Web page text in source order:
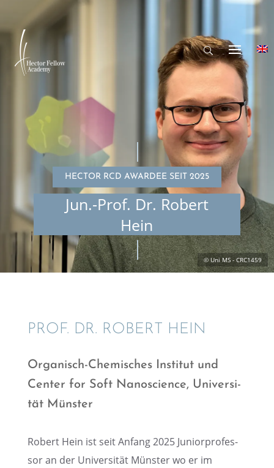
HECTOR RCD AWARDEE SEIT 2025
Jun.-Prof. Dr. Robert
Hein
PROF. DR. ROBERT HEIN
Organisch-Chemi­sches Insti­tut und
Center for Soft Nanosci­ence, Univer­si­
tät Münster
Robert Hein ist seit Anfang 2025 Junior­pro­fes­
sor an der Univer­si­tät Münster wo er im